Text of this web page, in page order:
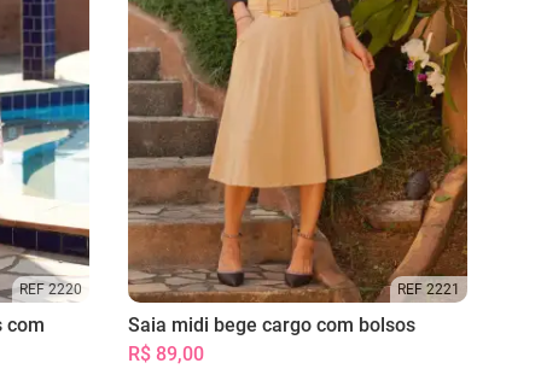
REF 2220
com
REF 2221
Saia midi bege cargo com bolsos
R$ 89,00